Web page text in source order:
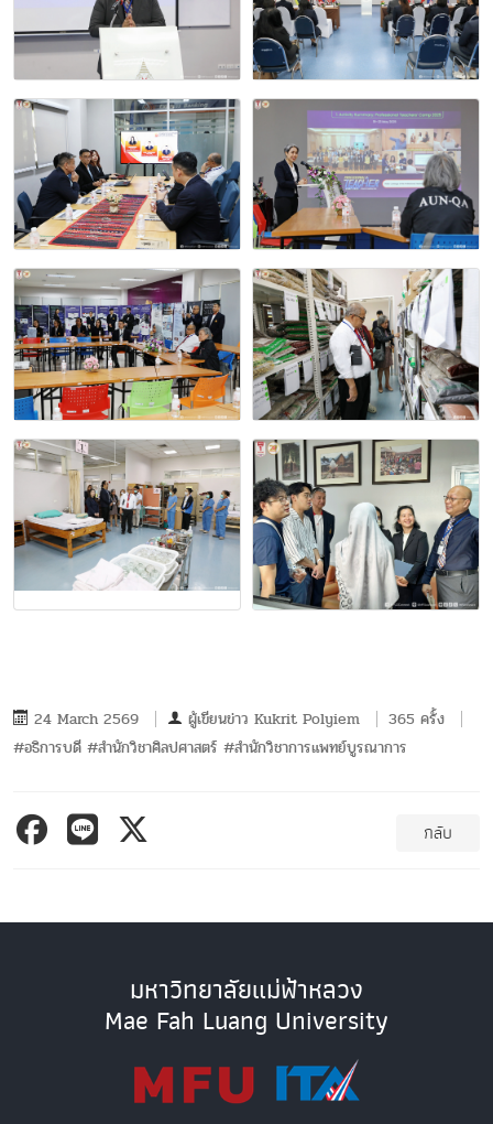
24 March 2569 ผู้เขียนข่าว Kukrit Polyiem
365 ครั้ง
#อธิการบดี #สำนักวิชาศิลปศาสตร์ #สำนักวิชาการแพทย์บูรณาการ
กลับ
มหาวิทยาลัยแม่ฟ้าหลวง
Mae Fah Luang University